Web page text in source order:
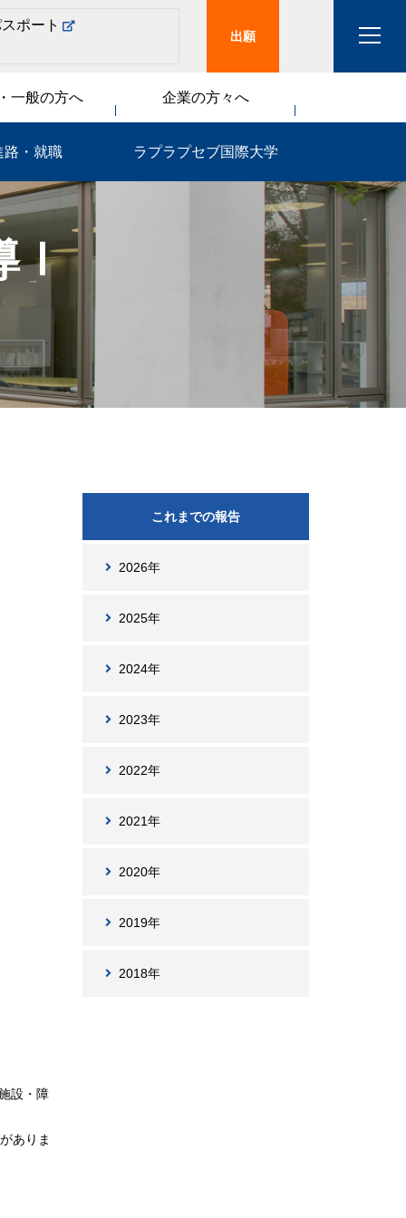
ポート
一般の方へ 企業の方々へ
路・就職 ラプラプセブ国際大学
Ⅰ
設・障
ありま
これまでの報告
2026年
2025年
2024年
2023年
2022年
2021年
2020年
2019年
2018年
出願